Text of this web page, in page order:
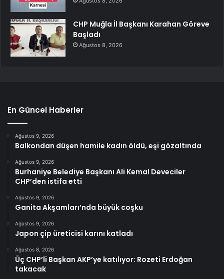
CHP Muğla İl Başkanı Karahan Göreve
Başladı
Ağustos 8, 2026
En Güncel Haberler
Ağustos 9, 2026
Balkondan düşen hamile kadın öldü, eşi gözaltında
Ağustos 9, 2026
Burhaniye Belediye Başkanı Ali Kemal Deveciler
CHP’den istifa etti
Ağustos 9, 2026
Ganita Akşamları’nda büyük coşku
Ağustos 9, 2026
Japon çip üreticisi karını katladı
Ağustos 8, 2026
Üç CHP’li Başkan AKP’ye katılıyor: Rozeti Erdoğan
takacak